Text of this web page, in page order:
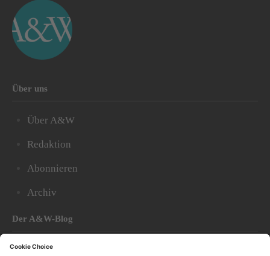
Über uns
Über A&W
Redaktion
Abonnieren
Archiv
Der A&W-Blog
DerA&W-Blog